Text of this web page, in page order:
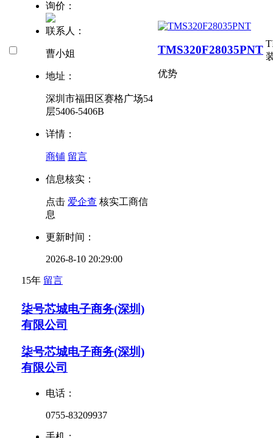
询价：
联系人：
曹小姐
地址：
深圳市福田区赛格广场54
层5406-5406B
详情：
商铺 留言
信息核实：
点击 爱企查 核实工商信
息
更新时间：
2026-8-10 20:29:00
15年 留言
TMS320F28035PNT
优势
柒号芯城电子商务(深圳)
有限公司
柒号芯城电子商务(深圳)
有限公司
电话：
0755-83209937